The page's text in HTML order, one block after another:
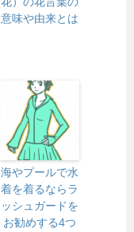
意味や由来とは
海やプールで水
着を着るならラ
ッシュガードを
お勧めする4つ